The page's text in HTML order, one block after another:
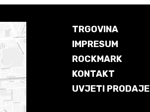
TRGOVINA
IMPRESUM
ROCKMARK
KONTAKT
UVJETI PRODAJE